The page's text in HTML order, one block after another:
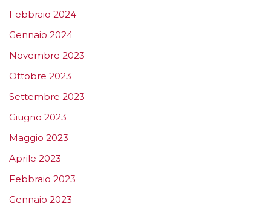
Febbraio 2024
Gennaio 2024
Novembre 2023
Ottobre 2023
Settembre 2023
Giugno 2023
Maggio 2023
Aprile 2023
Febbraio 2023
Gennaio 2023